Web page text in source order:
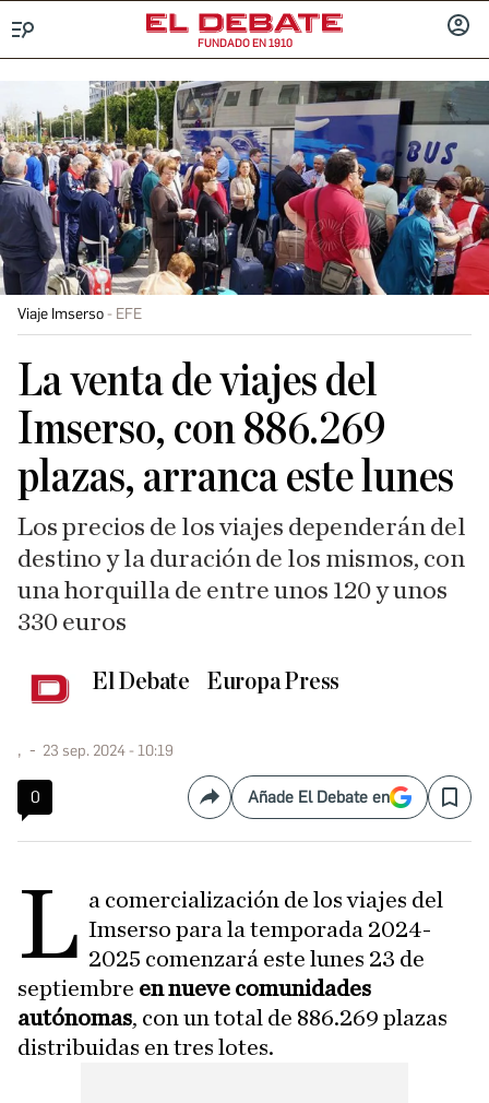
FUNDADO EN 1910
Viaje Imserso EFE
La venta de viajes del
Imserso, con 886.269
plazas, arranca este lunes
Los precios de los viajes dependerán del
destino y la duración de los mismos, con
una horquilla de entre unos 120 y unos
330 euros
El Debate Europa Press
, 23 sep. 2024 - 10:19
0 CompartirAñade El Debate en Save
L a comercialización de los viajes del
Imserso para la temporada 2024-
2025 comenzará este lunes 23 de
septiembre en nueve comunidades
autónomas, con un total de 886.269 plazas
distribuidas en tres lotes.